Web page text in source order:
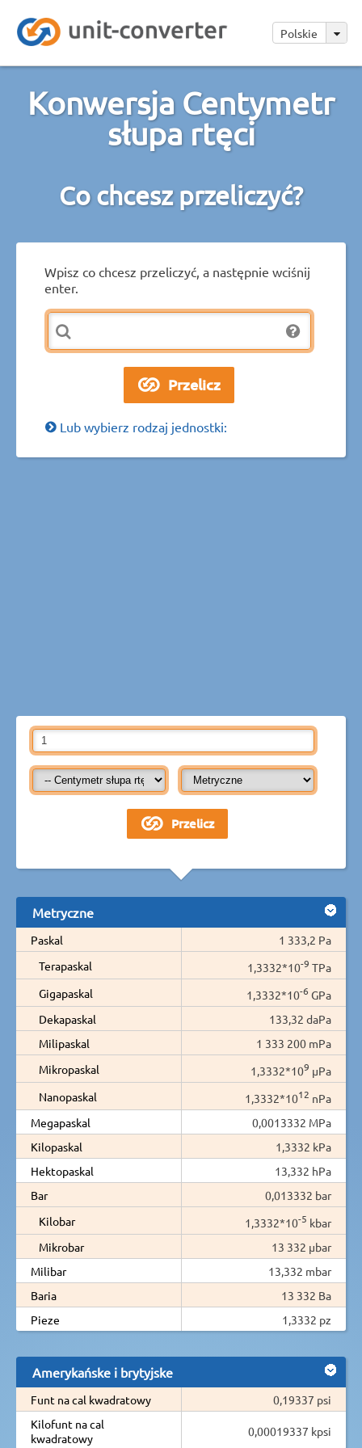
Polskie
Konwersja Centymetr
słupa rtęci
Co chcesz przeliczyć?
Wpisz co chcesz przeliczyć, a następnie wciśnij
enter.
Lub wybierz rodzaj jednostki:
Metryczne
Paskal
1 333,2 Pa
Terapaskal
1,3332*10-9 TPa
Gigapaskal
1,3332*10-6 GPa
Dekapaskal
133,32 daPa
Milipaskal
1 333 200 mPa
Mikropaskal
1,3332*109 µPa
Nanopaskal
1,3332*1012 nPa
Megapaskal
0,0013332 MPa
Kilopaskal
1,3332 kPa
Hektopaskal
13,332 hPa
Bar
0,013332 bar
Kilobar
1,3332*10-5 kbar
Mikrobar
13 332 µbar
Milibar
13,332 mbar
Baria
13 332 Ba
Pieze
1,3332 pz
Amerykańske i brytyjske
Funt na cal kwadratowy
0,19337 psi
Kilofunt na cal
kwadratowy
0,00019337 kpsi